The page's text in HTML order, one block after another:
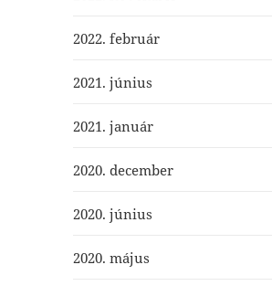
2022. február
2021. június
2021. január
2020. december
2020. június
2020. május